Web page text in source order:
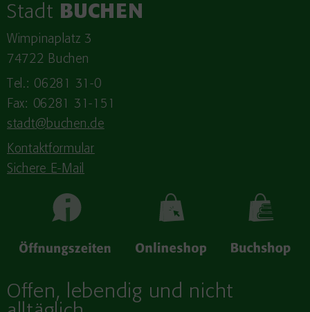
Stadt BUCHEN
Wimpinaplatz 3
74722 Buchen
Tel.: 06281 31-0
Fax: 06281 31-151
stadt@buchen.de
Kontaktformular
Sichere E-Mail
Offen, lebendig und nicht